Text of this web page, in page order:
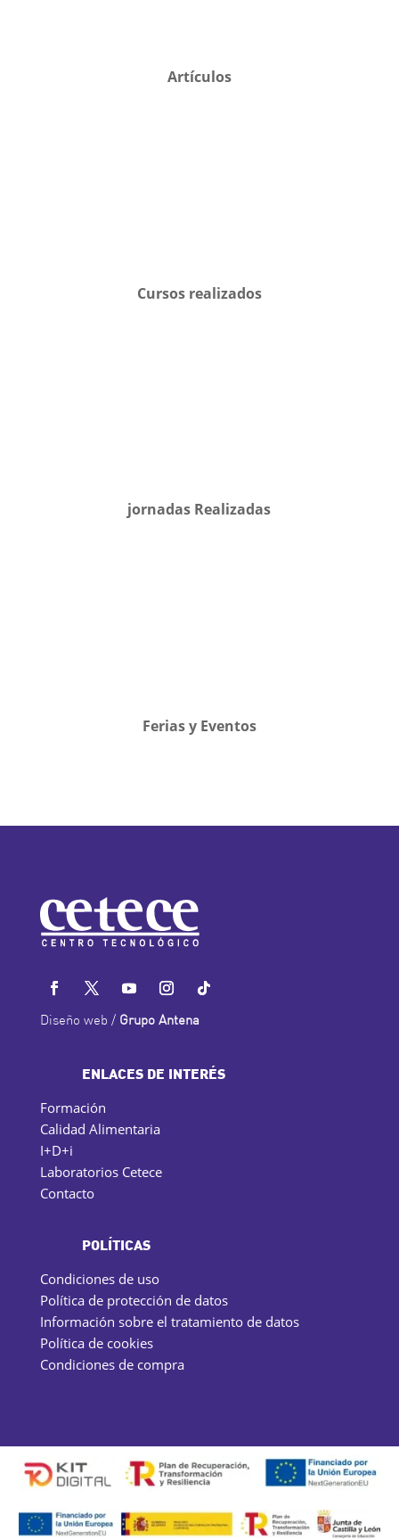
Artículos
Cursos realizados
jornadas Realizadas
Ferias y Eventos
Diseño web / Grupo Antena
ENLACES DE INTERÉS
Formación
Calidad Alimentaria
I+D+i
Laboratorios Cetece
Contacto
POLÍTICAS
Condiciones de uso
Política de protección de datos
Información sobre el tratamiento de datos
Política de cookies
Condiciones de compra